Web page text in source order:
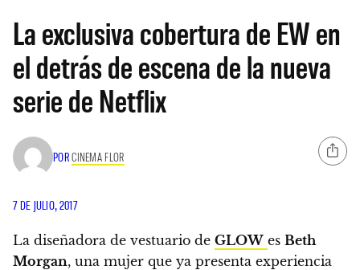
La exclusiva cobertura de EW en
el detrás de escena de la nueva
serie de Netflix
PORCINEMA FLOR
7 DE JULIO, 2017
La diseñadora de vestuario de GLOW es Beth
Morgan, una mujer que ya presenta experiencia